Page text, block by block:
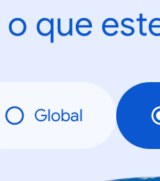
o que
Global